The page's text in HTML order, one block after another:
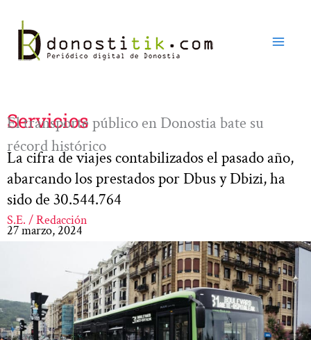
contenido
Servicios
El transporte público en Donostia bate su
récord histórico
La cifra de viajes contabilizados el pasado año,
abarcando los prestados por Dbus y Dbizi, ha
sido de 30.544.764
S.E. / Redacción
27 marzo, 2024